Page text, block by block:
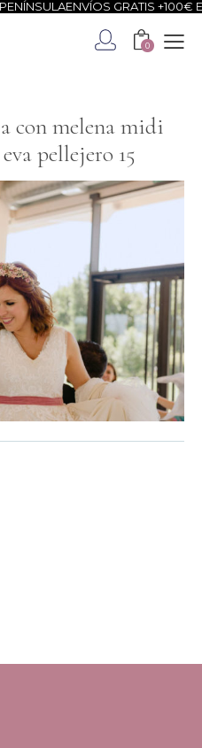
ENVÍOS GRATIS +100€
0
con melena midi
pellejero 15